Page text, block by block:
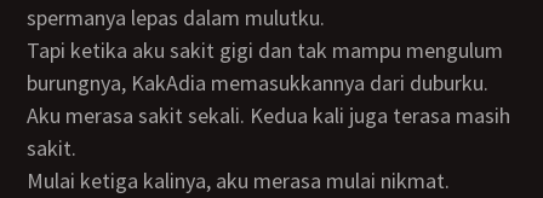
spermanya lepas dalam mulutku.
Tapi ketika aku sakit gigi dan tak mampu mengulum
burungnya, KakAdia memasukkannya dari duburku.
Aku merasa sakit sekali. Kedua kali juga terasa masih
sakit.
Mulai ketiga kalinya, aku merasa mulai nikmat.